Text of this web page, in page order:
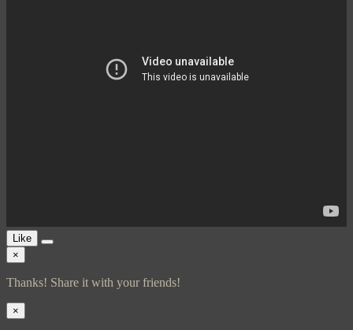
Like
×
Thanks! Share it with your friends!
×